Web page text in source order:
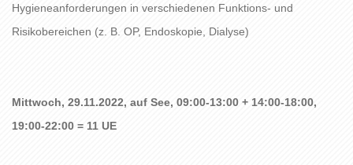
Hygieneanforderungen in verschiedenen Funktions- und
Risikobereichen (z. B. OP, Endoskopie, Dialyse)
Mittwoch, 29.11.2022, auf See, 09:00-13:00 + 14:00-18:00,
19:00-22:00 = 11 UE